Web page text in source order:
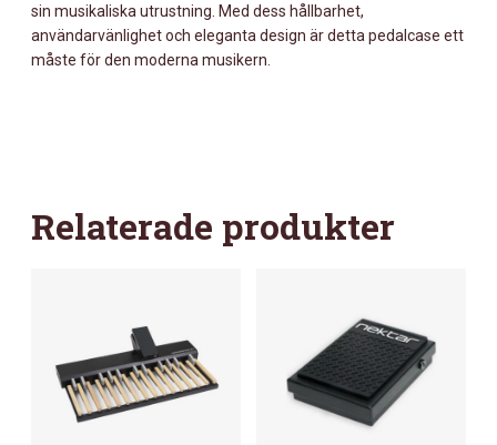
sin musikaliska utrustning. Med dess hållbarhet,
användarvänlighet och eleganta design är detta pedalcase ett
måste för den moderna musikern.
Relaterade produkter